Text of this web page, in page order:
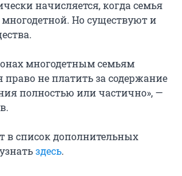
начисляется, когда семья
многодетной. Но существуют и
многодетным семьям
право не платить за содержание
полностью или частично», —
в список дополнительных
здесь.